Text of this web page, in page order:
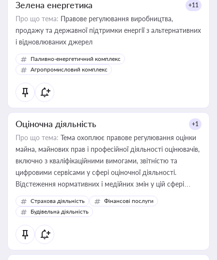
Зелена енергетика +11
Про що тема: Правове регулювання виробництва,
продажу та державної підтримки енергії з альтернативних
і відновлюваних джерел
Паливно-енергетичний комплекс
Агропромисловий комплекс
Оціночна діяльність +1
Про що тема: Тема охоплює правове регулювання оцінки
майна, майнових прав і професійної діяльності оцінювачів,
включно з кваліфікаційними вимогами, звітністю та
цифровими сервісами у сфері оціночної діяльності.
Відстеження нормативних і медійних змін у цій сфері
корисне для власника бізнесу, керівника, юриста або
бухгалтера під час оподаткування, приватизації, оренди
державного майна, корпоративних угод і перевірки
статусу суб'єктів оціночної діяльності
Страхова діяльність
Фінансові послуги
Будівельна діяльність